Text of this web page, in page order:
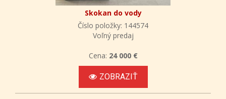
Skokan do vody
Číslo položky: 144574
Voľný predaj
Cena: 24 000 €
ZOBRAZIŤ